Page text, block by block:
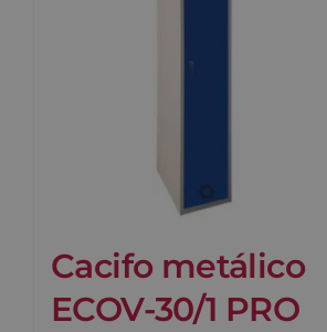
Cacifo metálico
ECOV-30/1 PRO